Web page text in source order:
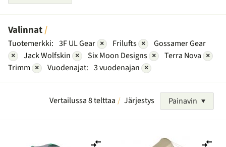
Valinnat
Tuotemerkki: 3F UL Gear × Frilufts ×
Gossamer Gear
×
Jack Wolfskin × Six Moon Designs × Terra Nova ×
Trimm × Vuodenajat: 3 vuodenajan ×
Vertailussa 8 telttaa Järjestys Painavin